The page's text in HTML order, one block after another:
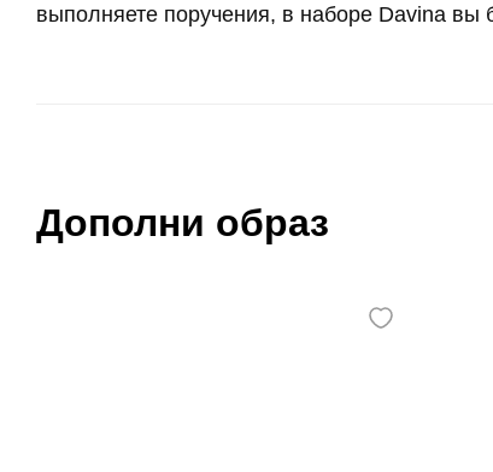
выполняете поручения, в наборе Davina вы
Дополни образ